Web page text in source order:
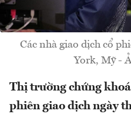
Các nhà giao dịch cổ
York, Mỹ -
Thị trường chứng
phiên giao dịch ngày